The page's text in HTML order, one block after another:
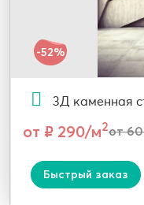
-52%
3Д каменная
от ₽ 290/м2от
Быстрый заказ